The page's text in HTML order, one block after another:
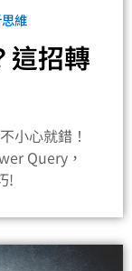
維
這招轉
小心就錯！
Query，
!